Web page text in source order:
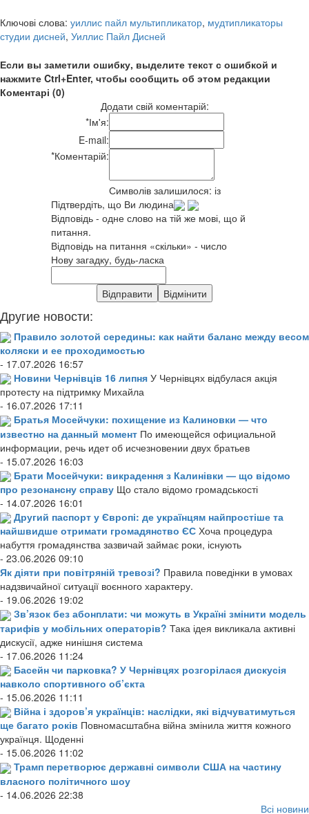
Ключові слова: уиллис пайл мультипликатор, мудтипликаторы
студии дисней, Уиллис Пайл Дисней
Если вы заметили ошибку, выделите текст с ошибкой и
нажмите Ctrl+Enter, чтобы сообщить об этом редакции
Коментарі (0)
Додати свій коментарій:
*Ім'я:
E-mail:
*Коментарій:
Символів залишилося: із
Підтвердіть, що Ви людина
Відповідь - одне слово на тій же мові, що й
питання.
Відповідь на питання «скільки» - число
Нову загадку, будь-ласка
Другие новости:
Правило золотой середины: как найти баланс между весом
коляски и ее проходимостью
- 17.07.2026 16:57
Новини Чернівців 16 липня У Чернівцях відбулася акція
протесту на підтримку Михайла
- 16.07.2026 17:11
Братья Мосейчуки: похищение из Калиновки — что
известно на данный момент По имеющейся официальной
информации, речь идет об исчезновении двух братьев
- 15.07.2026 16:03
Брати Мосейчуки: викрадення з Калинівки — що відомо
про резонансну справу Що стало відомо громадськості
- 14.07.2026 16:01
Другий паспорт у Європі: де українцям найпростіше та
найшвидше отримати громадянство ЄС Хоча процедура
набуття громадянства зазвичай займає роки, існують
- 23.06.2026 09:10
Як діяти при повітряній тревозі? Правила поведінки в умовах
надзвичайної ситуації воєнного характеру.
- 19.06.2026 19:02
Зв’язок без абонплати: чи можуть в Україні змінити модель
тарифів у мобільних операторів? Така ідея викликала активні
дискусії, адже нинішня система
- 17.06.2026 11:24
Басейн чи парковка? У Чернівцях розгорілася дискусія
навколо спортивного об’єкта
- 15.06.2026 11:11
Війна і здоров’я українців: наслідки, які відчуватимуться
ще багато років Повномасштабна війна змінила життя кожного
українця. Щоденні
- 15.06.2026 11:02
Трамп перетворює державні символи США на частину
власного політичного шоу
- 14.06.2026 22:38
Всі новини